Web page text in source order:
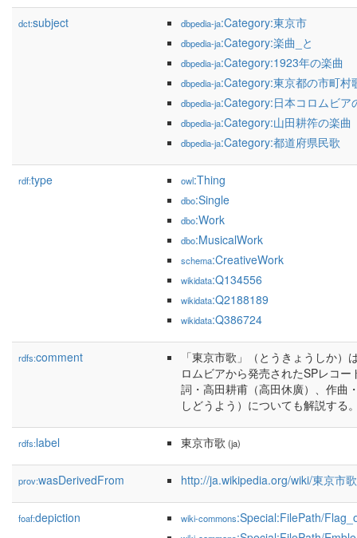
dct:subject dbpedia-ja:Category:東京市
dbpedia-ja:Category:楽曲_と
dbpedia-ja:Category:1923年の楽曲
dbpedia-ja:Category:東京都の市町村
dbpedia-ja:Category:日本コロムビア
dbpedia-ja:Category:山田耕筰の楽曲
dbpedia-ja:Category:都道府県民歌
rdf:type owl:Thing
dbo:Single
dbo:Work
dbo:MusicalWork
schema:CreativeWork
wikidata:Q134556
wikidata:Q2188189
wikidata:Q386724
rdfs:comment
「東京市歌」（とうきょうしか
ロムビアから発売されたSPレコ
詞・高田耕甫（高田休廣）、作曲
しどうよう）についても解説する
rdfs:label 東京市歌 (ja)
prov:wasDerivedFrom http://ja.wikipedia.org/wiki/東京市
foaf:depiction wiki-commons:Special:FilePath/